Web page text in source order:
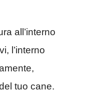
all’interno
l’interno
tuo cane.